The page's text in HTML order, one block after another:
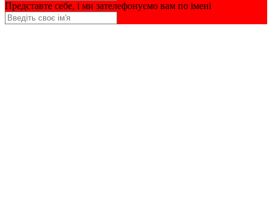
Представте себе, і ми зателефонуємо вам по імені